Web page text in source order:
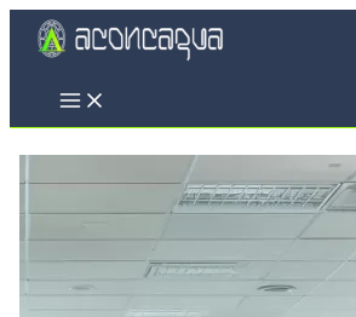
Main
Menu